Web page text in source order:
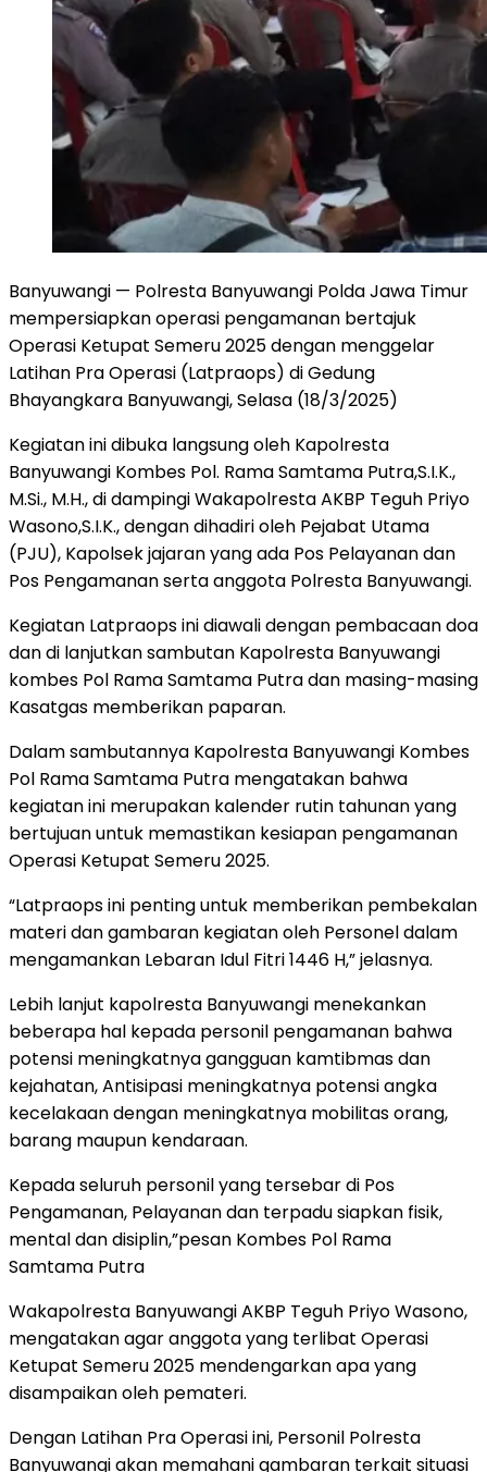
Banyuwangi — Polresta Banyuwangi Polda Jawa Timur
mempersiapkan operasi pengamanan bertajuk
Operasi Ketupat Semeru 2025 dengan menggelar
Latihan Pra Operasi (Latpraops) di Gedung
Bhayangkara Banyuwangi, Selasa (18/3/2025)
Kegiatan ini dibuka langsung oleh Kapolresta
Banyuwangi Kombes Pol. Rama Samtama Putra,S.I.K.,
M.Si., M.H., di dampingi Wakapolresta AKBP Teguh Priyo
Wasono,S.I.K., dengan dihadiri oleh Pejabat Utama
(PJU), Kapolsek jajaran yang ada Pos Pelayanan dan
Pos Pengamanan serta anggota Polresta Banyuwangi.
Kegiatan Latpraops ini diawali dengan pembacaan doa
dan di lanjutkan sambutan Kapolresta Banyuwangi
kombes Pol Rama Samtama Putra dan masing-masing
Kasatgas memberikan paparan.
Dalam sambutannya Kapolresta Banyuwangi Kombes
Pol Rama Samtama Putra mengatakan bahwa
kegiatan ini merupakan kalender rutin tahunan yang
bertujuan untuk memastikan kesiapan pengamanan
Operasi Ketupat Semeru 2025.
“Latpraops ini penting untuk memberikan pembekalan
materi dan gambaran kegiatan oleh Personel dalam
mengamankan Lebaran Idul Fitri 1446 H,” jelasnya.
Lebih lanjut kapolresta Banyuwangi menekankan
beberapa hal kepada personil pengamanan bahwa
potensi meningkatnya gangguan kamtibmas dan
kejahatan, Antisipasi meningkatnya potensi angka
kecelakaan dengan meningkatnya mobilitas orang,
barang maupun kendaraan.
Kepada seluruh personil yang tersebar di Pos
Pengamanan, Pelayanan dan terpadu siapkan fisik,
mental dan disiplin,”pesan Kombes Pol Rama
Samtama Putra
Wakapolresta Banyuwangi AKBP Teguh Priyo Wasono,
mengatakan agar anggota yang terlibat Operasi
Ketupat Semeru 2025 mendengarkan apa yang
disampaikan oleh pemateri.
Dengan Latihan Pra Operasi ini, Personil Polresta
Banyuwangi akan memahani gambaran terkait situasi